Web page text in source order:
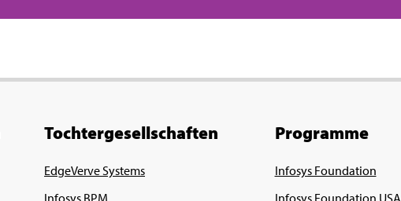
Tochtergesellschaften
EdgeVerve Systems
Infosys BPM
Programme
Infosys Foundation
Infosys Foundation USA